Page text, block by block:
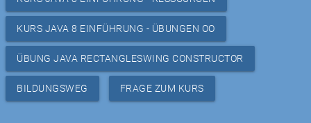
KURS JAVA 8 EINFÜHRUNG - ÜBUNGEN OO
ÜBUNG JAVA RECTANGLESWING CONSTRUCTOR
BILDUNGSWEG FRAGE ZUM KURS